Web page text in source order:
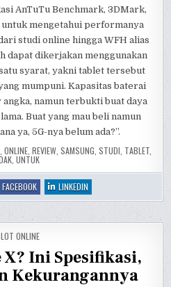
AnTuTu Benchmark, 3DMark,
mengetahui performanya
studi online hingga WFH alias
dapat dikerjakan menggunakan
syarat, yakni tablet tersebut
mumpuni. Kapasitas baterai
namun terbukti buat daya
Buat yang mau beli namun
ya, 5G-nya belum ada?”.
ONLINE REVIEW SAMSUNG STUDI TABLET
, UNTUK
FACEBOOK:
JUAL
SAMSUNG
TIDAK
DAN
BERKUALITAS
LINKEDIN
JUAL
SAMSUNG
DAN
BERKUALITAS
ONLINE
X? Ini Spesifikasi,
Kekurangannya